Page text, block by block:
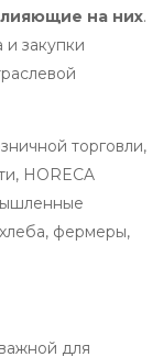
на них.
закупки
торговли,
HORECA
фермеры,
для